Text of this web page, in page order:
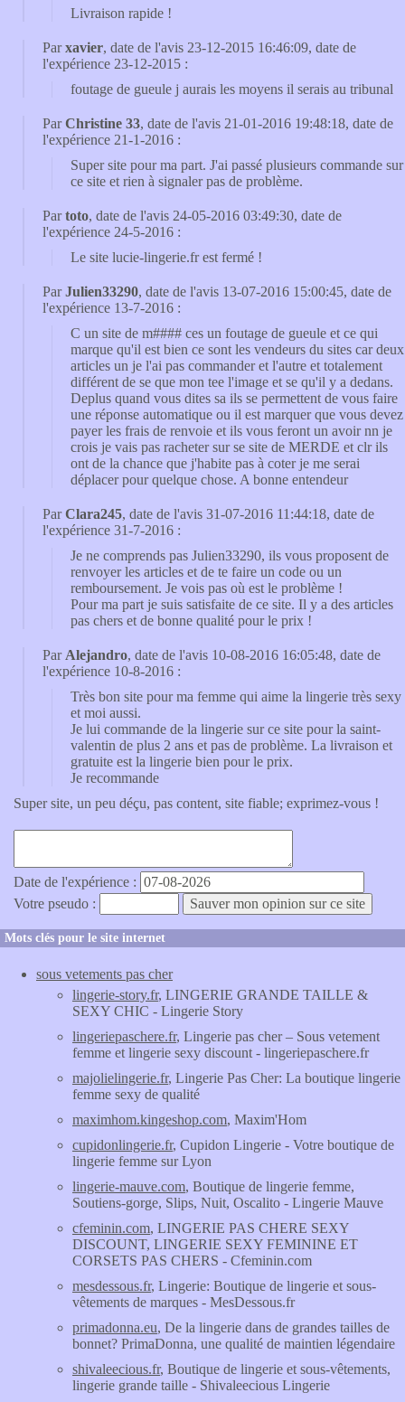
Livraison rapide !
Parxavier, date de l'avis 23-12-2015 16:46:09, date de
l'expérience 23-12-2015 :
foutage de gueule j aurais les moyens il serais au tribunal
ParChristine 33, date de l'avis 21-01-2016 19:48:18, date de
l'expérience 21-1-2016 :
Super site pour ma part. J'ai passé plusieurs commande sur
ce site et rien à signaler pas de problème.
Partoto, date de l'avis 24-05-2016 03:49:30, date de
l'expérience 24-5-2016 :
Le site lucie-lingerie.fr est fermé !
ParJulien33290, date de l'avis 13-07-2016 15:00:45, date de
l'expérience 13-7-2016 :
C un site de m#### ces un foutage de gueule et ce qui
marque qu'il est bien ce sont les vendeurs du sites car deux
articles un je l'ai pas commander et l'autre et totalement
différent de se que mon tee l'image et se qu'il y a dedans.
Deplus quand vous dites sa ils se permettent de vous faire
une réponse automatique ou il est marquer que vous devez
payer les frais de renvoie et ils vous feront un avoir nn je
crois je vais pas racheter sur se site de MERDE et clr ils
ont de la chance que j'habite pas à coter je me serai
déplacer pour quelque chose. A bonne entendeur
ParClara245, date de l'avis 31-07-2016 11:44:18, date de
l'expérience 31-7-2016 :
Je ne comprends pas Julien33290, ils vous proposent de
renvoyer les articles et de te faire un code ou un
remboursement. Je vois pas où est le problème !
Pour ma part je suis satisfaite de ce site. Il y a des articles
pas chers et de bonne qualité pour le prix !
Par Alejandro, date de l'avis 10-08-2016 16:05:48, date de
l'expérience 10-8-2016 :
Très bon site pour ma femme qui aime la lingerie très sexy
et moi aussi.
Je lui commande de la lingerie sur ce site pour la saint-
valentin de plus 2 ans et pas de problème. La livraison et
gratuite est la lingerie bien pour le prix.
Je recommande
Super site, un peu déçu, pas content, site fiable; exprimez-vous !
Date de l'expérience :
Votre pseudo :
Mots clés pour le site internet
sous vetements pas cher
lingerie-story.fr, LINGERIE GRANDE TAILLE &
SEXY CHIC - Lingerie Story
lingeriepaschere.fr, Lingerie pas cher – Sous vetement
femme et lingerie sexy discount - lingeriepaschere.fr
majolielingerie.fr, Lingerie Pas Cher: La boutique lingerie
femme sexy de qualité
maximhom.kingeshop.com, Maxim'Hom
cupidonlingerie.fr, Cupidon Lingerie - Votre boutique de
lingerie femme sur Lyon
lingerie-mauve.com, Boutique de lingerie femme,
Soutiens-gorge, Slips, Nuit, Oscalito - Lingerie Mauve
cfeminin.com, LINGERIE PAS CHERE SEXY
DISCOUNT, LINGERIE SEXY FEMININE ET
CORSETS PAS CHERS - Cfeminin.com
mesdessous.fr, Lingerie: Boutique de lingerie et sous-
vêtements de marques - MesDessous.fr
primadonna.eu, De la lingerie dans de grandes tailles de
bonnet? PrimaDonna, une qualité de maintien légendaire
shivaleecious.fr, Boutique de lingerie et sous-vêtements,
lingerie grande taille - Shivaleecious Lingerie